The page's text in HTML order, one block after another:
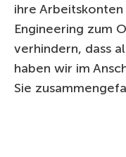
ihre
Engineering zum
verhindern, dass
haben wir im
Sie